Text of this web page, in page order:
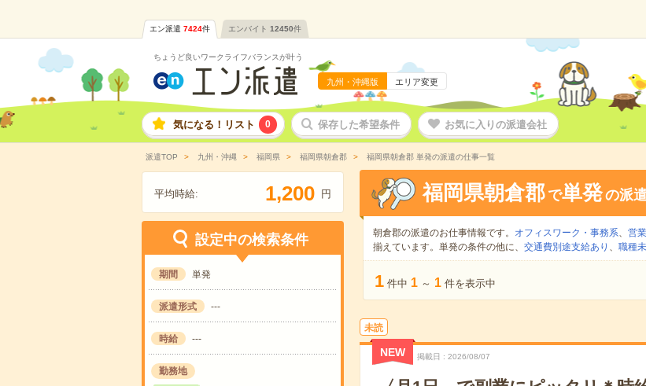
エン派遣 7424件 エンバイト 12450件
ちょうど良いワークライフバランスが叶う
九州・沖縄版 エリア変更
気になる！リスト 0 保存した希望条件 お気に入りの派遣会社
派遣TOP 九州・沖縄 福岡県 福岡県朝倉郡 福岡県朝倉郡 単発の派遣の仕事一覧
平均時給: 1,200 円
設定中の検索条件
期間 単発
派遣形式 ---
時給 ---
勤務地
福岡県朝倉郡 で単発の派
朝倉郡の派遣のお仕事情報です。 オフィスワーク・事務系、 営
揃えています。単発の条件の他に、 交通費別途支給あり 、 職種
1 件中 1 ～ 1 件を表示中
未読
NEW 掲載日 2026/08/07